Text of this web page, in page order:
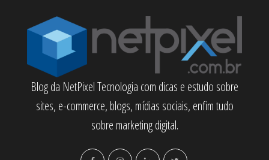
Blog da NetPixel Tecnologia com dicas e estudo sobre
sites, e-commerce, blogs, mídias sociais, enfim tudo
sobre marketing digital.